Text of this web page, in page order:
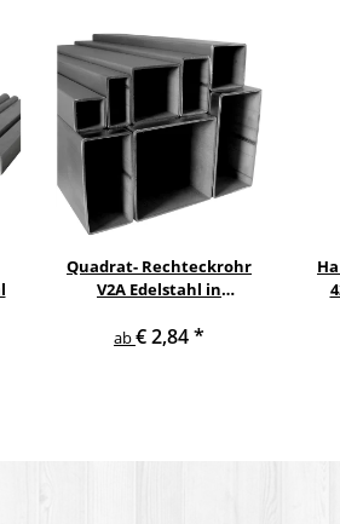
Quadrat- Rechteckrohr
V2A Edelstahl in
Querschnitten und
ab€ 2,84*